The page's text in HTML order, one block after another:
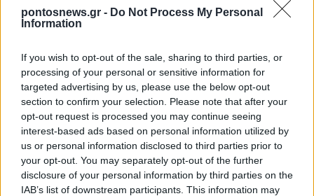
pontosnews.gr - Do Not Process My Personal
Information
If you wish to opt-out of the sale, sharing to third parties, or
processing of your personal or sensitive information for
targeted advertising by us, please use the below opt-out
section to confirm your selection. Please note that after your
opt-out request is processed you may continue seeing
interest-based ads based on personal information utilized by
us or personal information disclosed to third parties prior to
your opt-out. You may separately opt-out of the further
disclosure of your personal information by third parties on the
IAB’s list of downstream participants. This information may
«Δύο Θάλασσες, Μια Μνήμη»: Ο Πόντος και η
Μικρά Ασία αντάμωσαν στο Λαύριο
22/07/2026 - 1:41μμ